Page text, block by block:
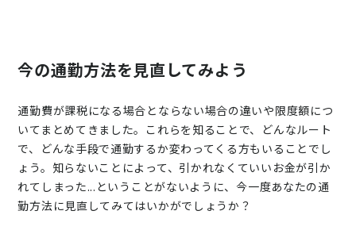
今の通勤方法を見直してみよう
通勤費が課税になる場合とならない場合の違いや限度額につ
いてまとめてきました。これらを知ることで、どんなルート
で、どんな手段で通勤するか変わってくる方もいることでし
ょう。知らないことによって、引かれなくていいお金が引か
れてしまった...ということがないように、今一度あなたの通
勤方法に見直してみてはいかがでしょうか？